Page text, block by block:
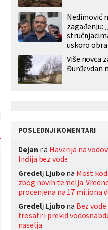
Nedimović
zagađenju:
uskoro
Više novca
Đurđevdan
POSLEDNJI KOMENTARI
Dejan na Havarija na
Inđija bez vode
Gredelj Ljubo na Most
zbog novih temelja:
procenjena na 17 miliona
Gredelj Ljubo na Bez
trosatni prekid
naselja